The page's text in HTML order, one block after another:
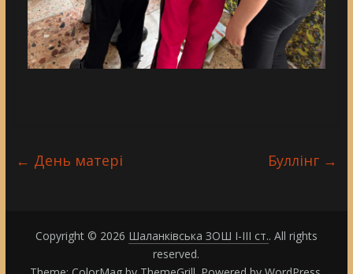
← День матері Буллінг →
Copyright © 2026 Шаланківська ЗОШ І-ІІІ ст.. All rights
reserved.